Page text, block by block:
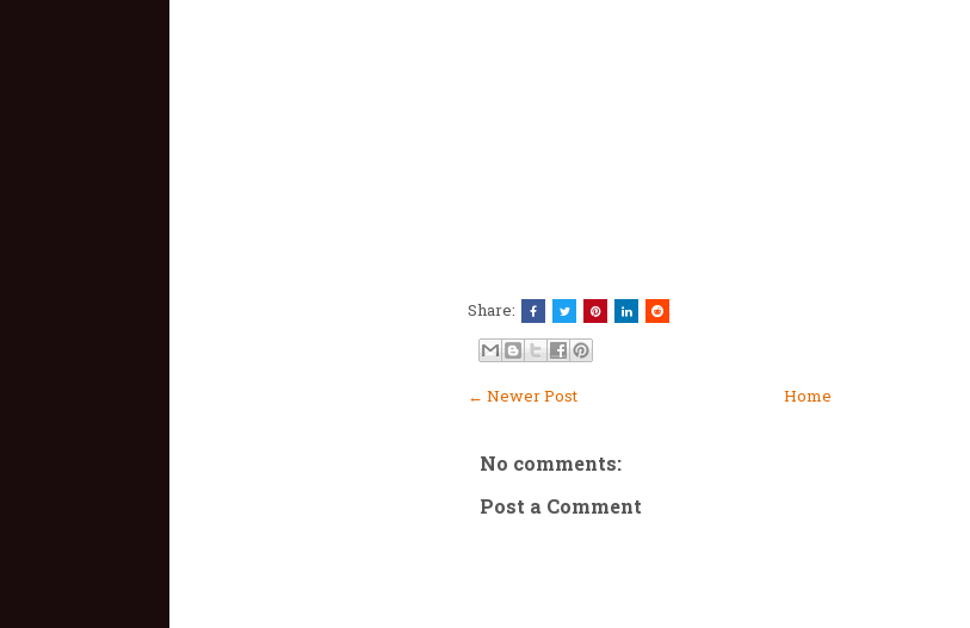
Share:
← Newer Post Home
No comments:
Post a Comment